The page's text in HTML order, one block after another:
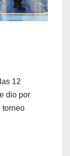
12
dio por
torneo